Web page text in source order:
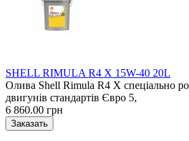
SHELL RIMULA R4 X 15W-40 20L
Олива Shell Rimula R4 X спеціально
двигунів стандартів Євро 5,
6 860.00 грн